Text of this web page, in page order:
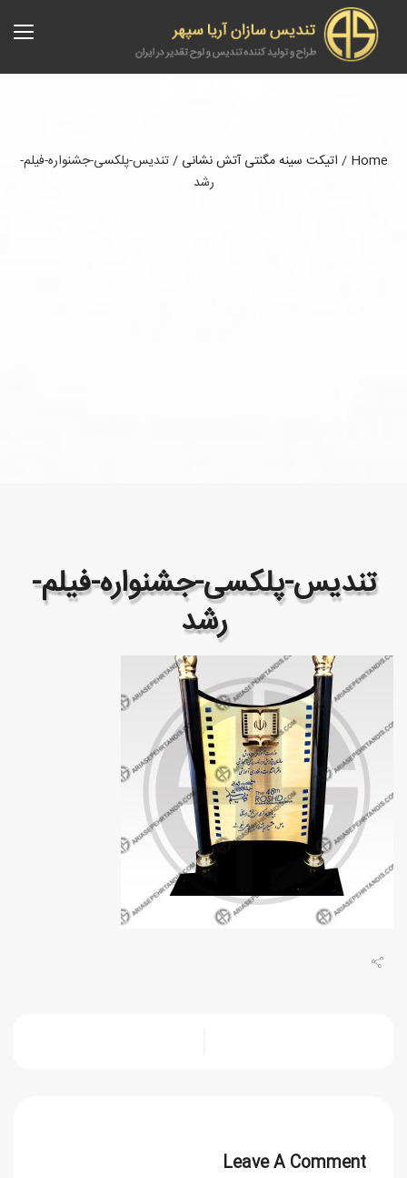
Home
/ اتیکت سینه مگنتی آتش نشانی /تندیس-پلکسی-جشنواره-فیلم-
رشد
تندیس-پلکسی-جشنواره-فیلم-
رشد
Leave A Comment